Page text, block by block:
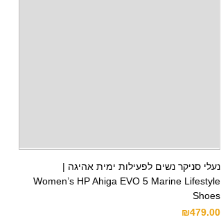
נעלי סניקר נשים לפעילות ימית אהיגה |
Women’s HP Ahiga EVO 5 Marine Lifestyle
Shoes
₪479.00